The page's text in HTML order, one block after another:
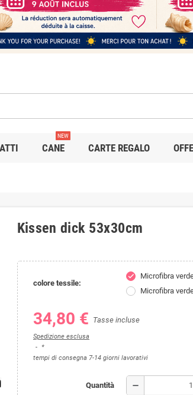
CANE
NEW
CARTE REGALO
Kissen dick 53x30cm
colore tessile:
check
Microfibra
Microfibra
34,80 € Tasse incluse
Spedizione esclusa
*
tempi di consegna 7-14 giorni lavorativi
Quantità remove